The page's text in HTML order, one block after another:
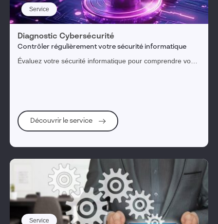
Service
Diagnostic Cybersécurité
Contrôler régulièrement votre sécurité informatique
Évaluez votre sécurité informatique pour comprendre vos
Découvrir le service
Service